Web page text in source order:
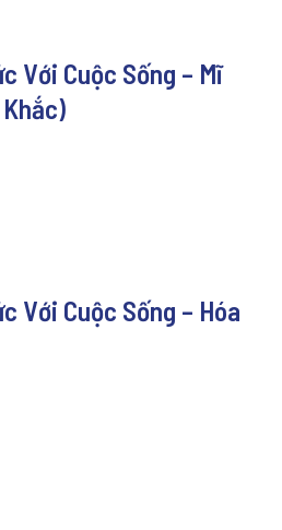
Với Cuộc Sống – Mĩ
Với Cuộc Sống – Hóa